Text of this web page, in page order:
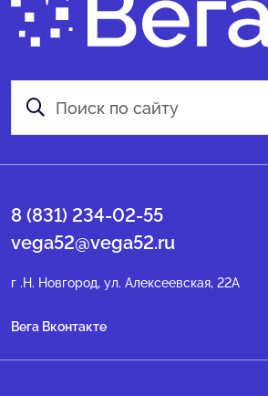
8 (831) 234-02-55
vega52@vega52.ru
г .Н. Новгород, ул. Алексеевская, 22А
Вега Вконтакте